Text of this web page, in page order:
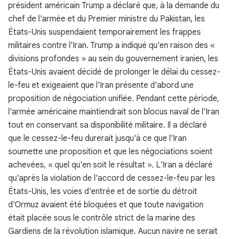
président américain Trump a déclaré que, à la demande du
chef de l'armée et du Premier ministre du Pakistan, les
États-Unis suspendaient temporairement les frappes
militaires contre l'Iran. Trump a indiqué qu'en raison des «
divisions profondes » au sein du gouvernement iranien, les
États-Unis avaient décidé de prolonger le délai du cessez-
le-feu et exigeaient que l'Iran présente d'abord une
proposition de négociation unifiée. Pendant cette période,
l'armée américaine maintiendrait son blocus naval de l'Iran
tout en conservant sa disponibilité militaire. Il a déclaré
que le cessez-le-feu durerait jusqu'à ce que l'Iran
soumette une proposition et que les négociations soient
achevées, « quel qu'en soit le résultat ». L'Iran a déclaré
qu'après la violation de l'accord de cessez-le-feu par les
États-Unis, les voies d'entrée et de sortie du détroit
d'Ormuz avaient été bloquées et que toute navigation
était placée sous le contrôle strict de la marine des
Gardiens de la révolution islamique. Aucun navire ne serait